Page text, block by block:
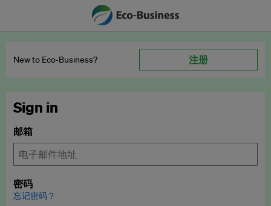
New to Eco‑Business? 注册
Sign in
邮箱
密码
忘记密码？